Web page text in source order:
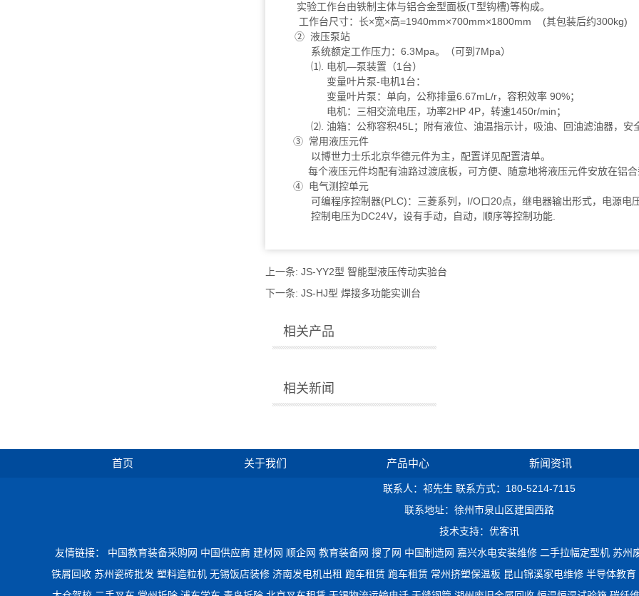
实验工作台由铁制主体与铝合金型面板(T型钩槽)等构成。
工作台尺寸：长×宽×高=1940mm×700mm×1800mm (其包装后约300kg)
② 液压泵站
系统额定工作压力：6.3Mpa。（可到7Mpa）
⑴. 电机—泵装置（1台）
变量叶片泵-电机1台：
变量叶片泵：单向，公称排量6.67mL/r，容积效率 90%；
电机：三相交流电压，功率2HP 4P，转速1450r/min；
⑵. 油箱：公称容积45L；附有液位、油温指示计，吸油、回油滤油器，安
③ 常用液压元件
以博世力士乐北京华德元件为主，配置详见配置清单。
每个液压元件均配有油路过渡底板，可方便、随意地将液压元件安放在铝
④ 电气测控单元
可编程序控制器(PLC)：三菱系列，I/O口20点，继电器输出形式，电源电
控制电压为DC24V，设有手动，自动，顺序等控制功能.
上一条: JS-YY2型 智能型液压传动实验台
下一条: JS-HJ型 焊接多功能实训台
相关产品
相关新闻
首页 关于我们 产品中心 新闻资讯
联系人：祁先生 联系方式：180-5214-7115
联系地址：徐州市泉山区建国西路
技术支持：优客讯
友情链接： 中国教育装备采购网 中国供应商 建材网 顺企网 教育装备网 搜了网 中国制造网 嘉兴水电安装维修 二手拉幅定型机 苏州
铁屑回收 苏州瓷砖批发 塑料造粒机 无锡饭店装修 济南发电机出租 跑车租赁 跑车租赁 常州挤塑保温板 昆山锦溪家电维修 半导体教育